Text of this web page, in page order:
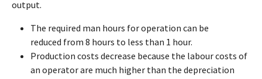
output.
The required man hours for operation can be
reduced from 8 hours to less than 1 hour.
Production costs decrease because the labour costs of
an operator are much higher than the depreciation